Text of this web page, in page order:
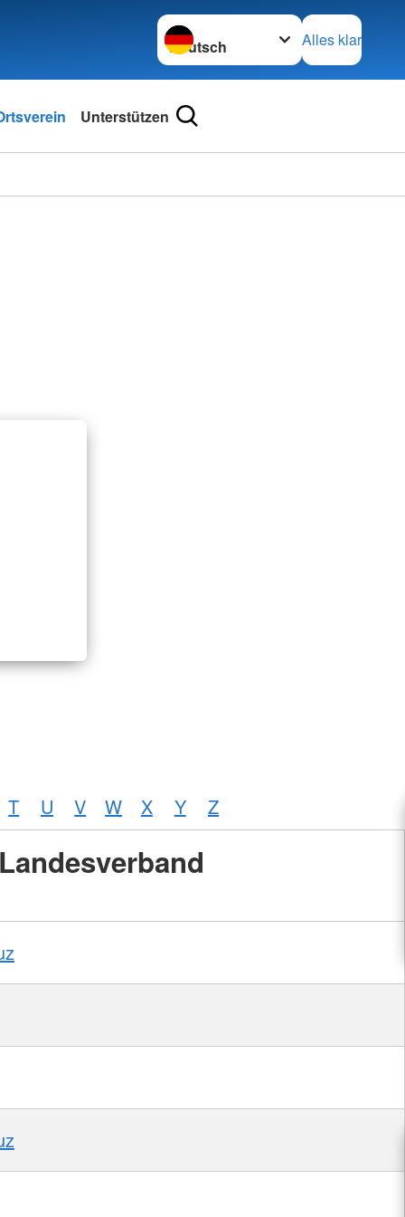
Sprache wechseln zu
Alles klar
Unterstützen
T U V W X Y Z